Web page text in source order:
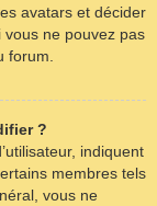
avatars et décider
ne pouvez pas
forum.
?
indiquent
membres tels
vous ne